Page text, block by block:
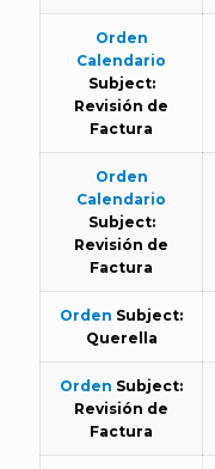
Orden
Calendario
Subject:
Revisión de
Factura
Orden
Calendario
Subject:
Revisión de
Factura
Orden Subject:
Querella
Orden Subject:
Revisión de
Factura